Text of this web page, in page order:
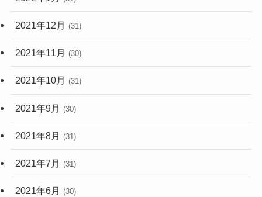
2021年12月 (31)
2021年11月 (30)
2021年10月 (31)
2021年9月 (30)
2021年8月 (31)
2021年7月 (31)
2021年6月 (30)